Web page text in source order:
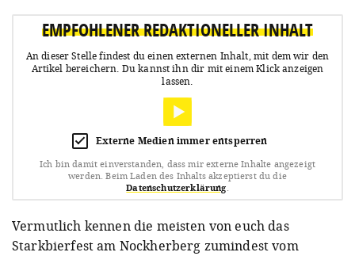
EMPFOHLENER REDAKTIONELLER INHALT
An dieser Stelle findest du einen externen Inhalt, mit dem wir den
Artikel bereichern. Du kannst ihn dir mit einem Klick anzeigen
lassen.
Externe Medien immer entsperren
Ich bin damit einverstanden, dass mir externe Inhalte angezeigt
werden. Beim Laden des Inhalts akzeptierst du die
Datenschutzerklärung
Vermutlich kennen die meisten von euch das
Starkbierfest am Nockherberg zumindest vom